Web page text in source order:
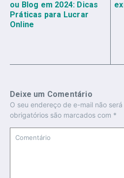
ou Blog em 2024: Dicas
Práticas para Lucrar
Online
Deixe um Comentário
O seu endereço de e-mail não
obrigatórios são marcados com *